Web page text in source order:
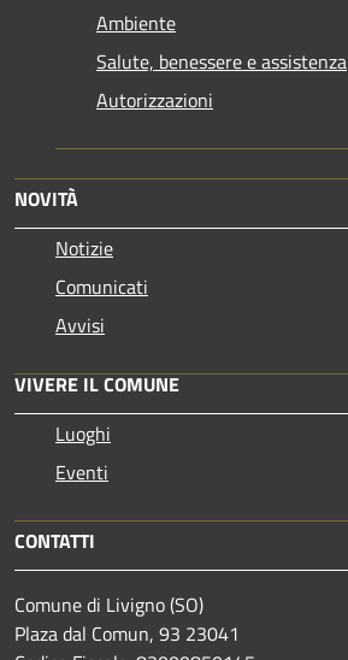
Ambiente
Salute, benessere e assistenza
Autorizzazioni
NOVITÀ
Notizie
Comunicati
Avvisi
VIVERE IL COMUNE
Luoghi
Eventi
CONTATTI
Comune di Livigno (SO)
Plaza dal Comun, 93 23041